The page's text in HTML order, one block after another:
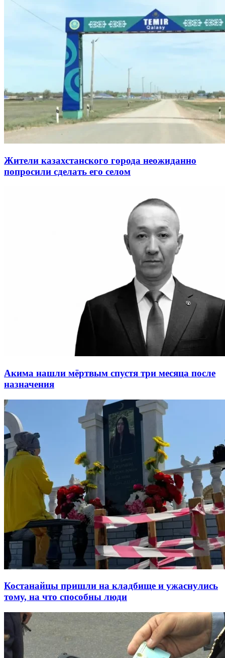
Жители казахстанского города неожиданно
попросили сделать его селом
Акима нашли мёртвым спустя три месяца после
назначения
Костанайцы пришли на кладбище и ужаснулись
тому, на что способны люди